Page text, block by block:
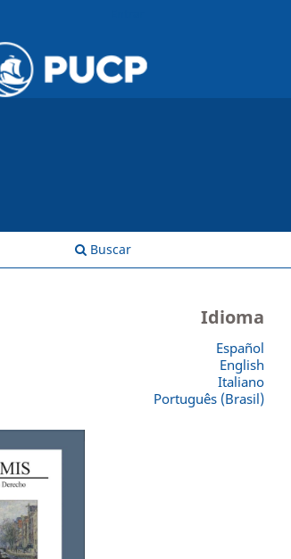
Buscar
Idioma
Español
English
Italiano
Português (Brasil)